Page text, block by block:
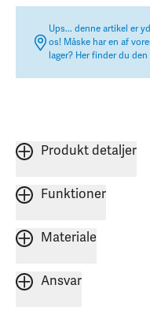
Ups... denne artikel er
os! Måske har en af
lager? Her finder du
Produkt detaljer
Funktioner
Materiale
Ansvar